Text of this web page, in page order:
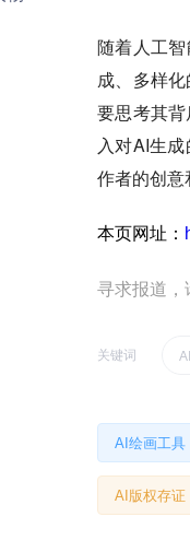
随着人工
成、多样
要思考其
入对AI生
作者的创意
本页网址：
寻求报道，
关键词
AI绘画工具
AI版权存证